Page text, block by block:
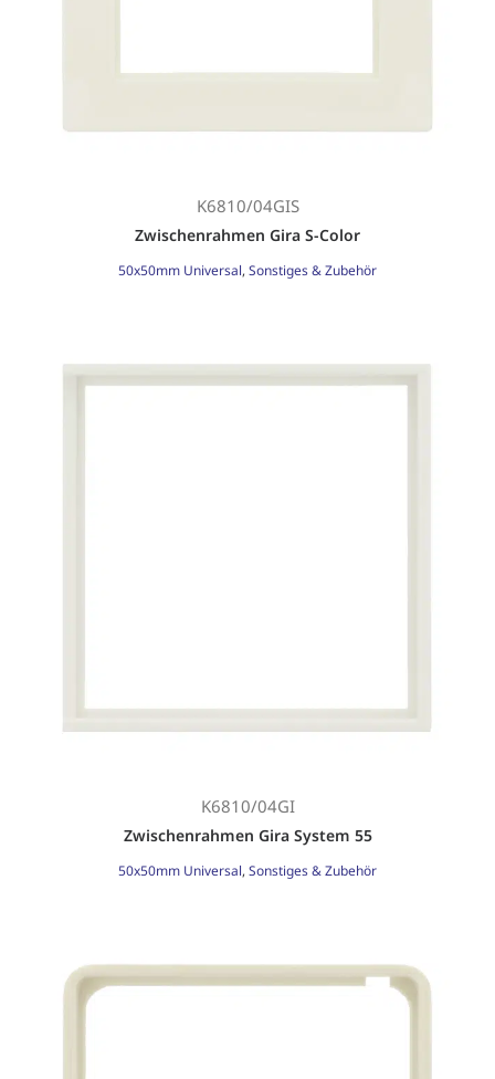
K6810/04GIS
Zwischenrahmen Gira S-Color
50x50mm Universal, Sonstiges & Zubehör
K6810/04GI
Zwischenrahmen Gira System 55
50x50mm Universal, Sonstiges & Zubehör